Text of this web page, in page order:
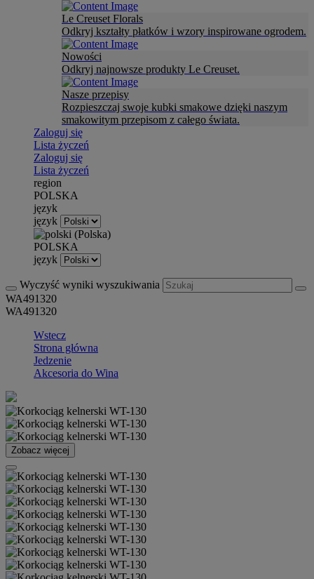
Le Creuset Florals
Odkryj kształty płatków i wzory inspirowane ogrodem.
Nowości
Odkryj najnowsze produkty Le Creuset.
Nasze przepisy
Rozpieszczaj swoje kubki smakowe dzięki naszym
smakowitym przepisom z całego świata.
Zaloguj się
Lista życzeń
Zaloguj się
Lista życzeń
region
POLSKA
język
język
POLSKA
język
Wyczyść wyniki wyszukiwania
WA491320
WA491320
Wstecz
Strona główna
Jedzenie
Akcesoria do Wina
Zobacz więcej